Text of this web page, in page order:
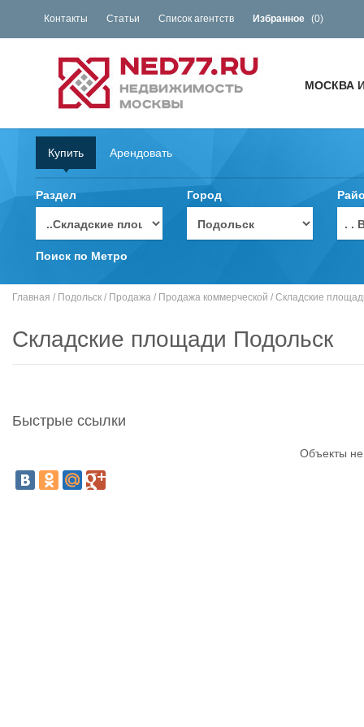
Контакты Статьи Список агентств Избранное (0)
МОСКВА
Купить Арендовать
Раздел Город
. .
Поиск по Метро
Главная / Подольск / Продажа / Продажа коммерческой / Складские
Складские площади Подольск
Быстрые ссылки
Объекты